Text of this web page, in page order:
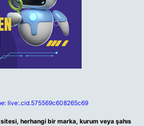
live:.cid.575569c608265c69
herhangi bir marka, kurum veya şahıs